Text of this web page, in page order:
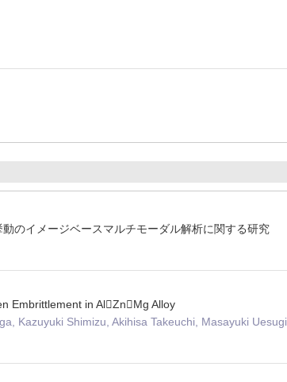
のイメージベースマルチモーダル解析に関する研究
Embrittlement in AlZnMg Alloy
Kazuyuki Shimizu, Akihisa Takeuchi, Masayuki Uesugi